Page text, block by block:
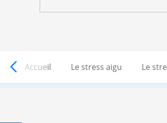
MELIORAN
Accueil Le stress aigu Le